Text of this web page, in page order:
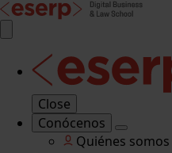
Close
Conócenos
Quiénes somos